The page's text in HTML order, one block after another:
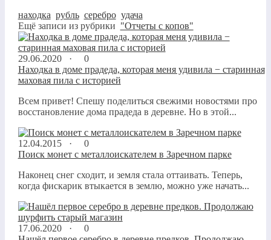
находка рубль, серебро, удача
Ещё записи из рубрики "Отчеты с копов"
29.06.2020 ·
0
Находка в доме прадеда, которая меня удивила − старинная
маховая пила с историей
Всем привет! Спешу поделиться свежими новостями про
восстановление дома прадеда в деревне. Но в этой...
12.04.2015 ·
0
Поиск монет с металлоискателем в Заречном парке
Наконец снег сходит, и земля стала оттаивать. Теперь,
когда фискарик втыкается в землю, можно уже начать...
17.06.2020 ·
0